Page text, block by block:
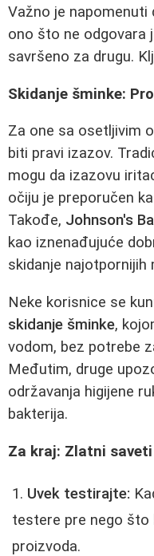
Važno je napomenuti
ono što ne odgovara
savršeno za drugu.
Skidanje šminke:
Za one sa osetljivim
biti pravi izazov.
mogu da izazovu
očiju je preporučen
Takođe, Johnson's
kao iznenađujuće
skidanje najotpornijih
Neke korisnice se
skidanje šminke,
vodom, bez potrebe
Međutim, druge
održavanja higijene
bakterija.
Za kraj: Zlatni saveti
Uvek testirajte:
testere pre nego što
proizvoda.